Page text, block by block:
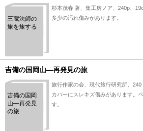
三蔵法師の
旅を旅する
杉本茂春 著、集工房ノア、240p、
多少の汚れ傷みがあります。
吉備の国岡山―再発見の旅
吉備の国岡
山―再発見
の旅
旅行作家の会、現代旅行研究所、240
カバーにスレキズ傷みがあります。
す。